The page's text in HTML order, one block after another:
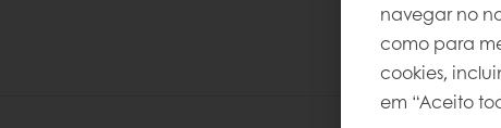
navegar no
como para
cookies,
em “Aceito